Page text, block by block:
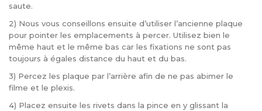
saute.
2) Nous vous conseillons ensuite d’utiliser l’ancienne plaque
pour pointer les emplacements à percer. Utilisez bien le
même haut et le même bas car les fixations ne sont pas
toujours à égales distance du haut et du bas.
3) Percez les plaque par l’arrière afin de ne pas abimer le
filme et le plexis.
4) Placez ensuite les rivets dans la pince en y glissant la